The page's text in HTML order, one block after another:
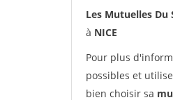
Les Mutuelles Du
à NICE
Pour plus
possibles et
bien choisir sa